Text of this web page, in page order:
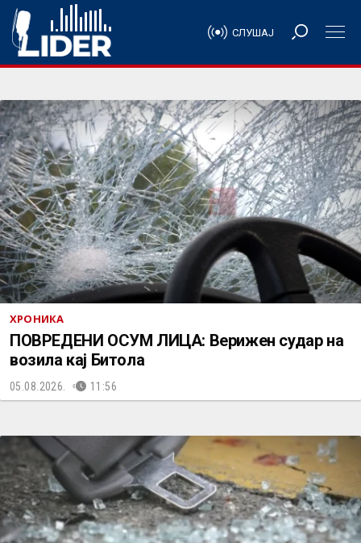
СЛУШАЈ
ХРОНИКА
ПОВРЕДЕНИ ОСУМ ЛИЦА: Верижен судар на
возила кај Битола
05.08.2026. 11:56